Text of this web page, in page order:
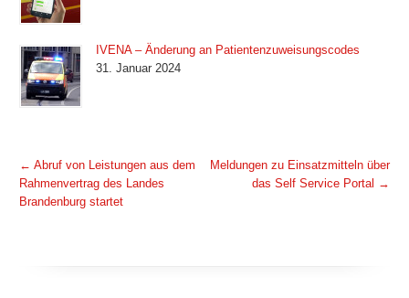
IVENA – Änderung an Patientenzuweisungscodes
31. Januar 2024
← Abruf von Leistungen aus dem
Rahmenvertrag des Landes
Brandenburg startet
Meldungen zu Einsatzmitteln über
das Self Service Portal →